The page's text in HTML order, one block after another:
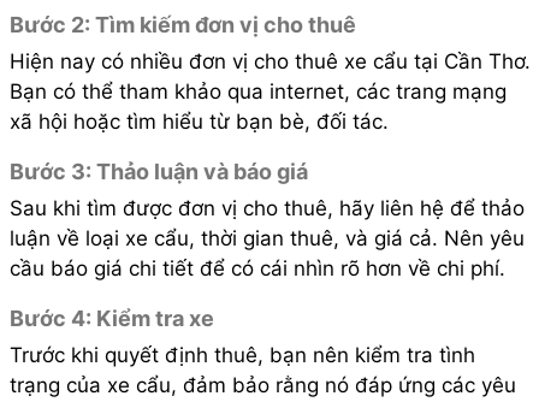
Bước 2: Tìm kiếm đơn vị cho thuê
Hiện nay có nhiều đơn vị cho thuê xe cẩu tại Cần Thơ.
Bạn có thể tham khảo qua internet, các trang mạng
xã hội hoặc tìm hiểu từ bạn bè, đối tác.
Bước 3: Thảo luận và báo giá
Sau khi tìm được đơn vị cho thuê, hãy liên hệ để thảo
luận về loại xe cẩu, thời gian thuê, và giá cả. Nên yêu
cầu báo giá chi tiết để có cái nhìn rõ hơn về chi phí.
Bước 4: Kiểm tra xe
Trước khi quyết định thuê, bạn nên kiểm tra tình
trạng của xe cẩu, đảm bảo rằng nó đáp ứng các yêu